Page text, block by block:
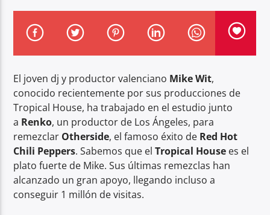
Center Waves
El joven dj y productor valenciano Mike Wit,
conocido recientemente por sus producciones de
Tropical House, ha trabajado en el estudio junto
a Renko, un productor de Los Ángeles, para
remezclar Otherside, el famoso éxito de Red Hot
Chili Peppers. Sabemos que elTropical House es el
plato fuerte de Mike. Sus últimas remezclas han
alcanzado un gran apoyo, llegando incluso a
conseguir 1 millón de visitas.